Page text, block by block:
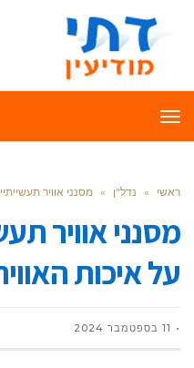
תפריט
ראשי » נדל"ן » מסנני אוויר
מסנני אוויר
על איכות
11 בספטמבר 2024